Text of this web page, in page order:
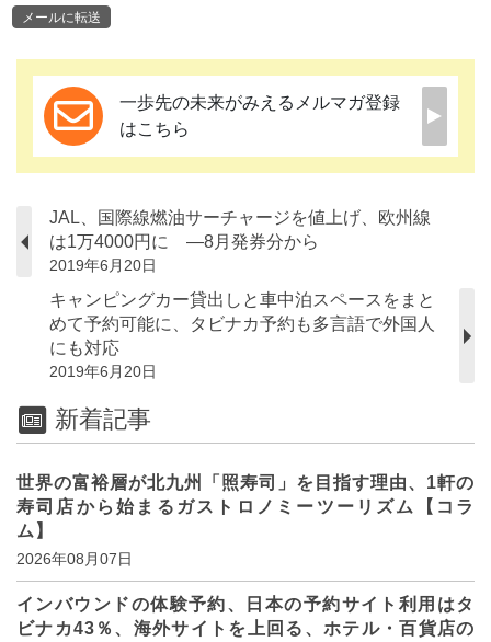
メールに転送
一歩先の未来がみえるメルマガ登録
はこちら
JAL、国際線燃油サーチャージを値上げ、欧州線
は1万4000円に ―8月発券分から
2019年6月20日
キャンピングカー貸出しと車中泊スペースをまと
めて予約可能に、タビナカ予約も多言語で外国人
にも対応
2019年6月20日
新着記事
世界の富裕層が北九州「照寿司」を目指す理由、1軒の
寿司店から始まるガストロノミーツーリズム【コラ
ム】
2026年08月07日
インバウンドの体験予約、日本の予約サイト利用はタ
ビナカ43％、海外サイトを上回る、ホテル・百貨店の